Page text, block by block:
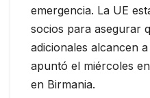
emergencia. La UE
socios para asegurar
adicionales alcancen
apuntó el miércoles
en Birmania.